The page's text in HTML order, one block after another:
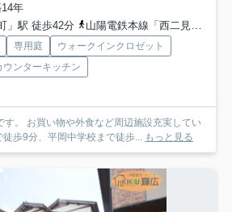
年
」駅 徒歩42分
山陽電鉄本線「西二見」駅 徒歩42分
専用庭
ウォークインクロゼット
ウンターキッチン
す。 お買い物や外食など周辺施設充実してい
歩9分、平岡中学校まで徒歩... もっと見る